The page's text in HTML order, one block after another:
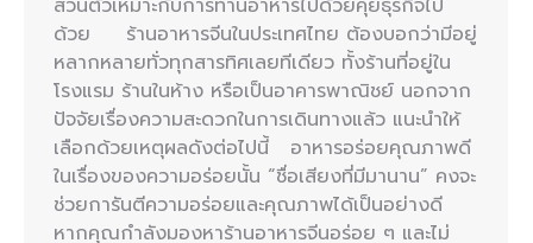
ส่วนตัวเหมาะกับการทานอาหารไปด้วยคุยธุรกิจไป
ด้วย ร้านอาหารจีนในประเทศไทย ต้องบอกว่ามีอยู่
หลากหลายทั่วทุกสารทิศเลยทีเดียว ทั้งร้านที่อยู่ใน
โรงแรม ร้านในห้าง หรือเป็นอาคารพาณิชย์ นอกจาก
ปัจจัยเรื่องความสะดวกในการเดินทางแล้ว แนะนำให้
เลือกด้วยเหตุผลดังต่อไปนี้ อาหารอร่อยคุณภาพดี
ในเรื่องของความอร่อยนั้น “ชื่อเสียงที่มีมานาน” คงจะ
ช่วยการันตีความอร่อยและคุณภาพได้เป็นอย่างดี
หากคุณกำลังมองหาร้านอาหารจีนอร่อย ๆ และไม่